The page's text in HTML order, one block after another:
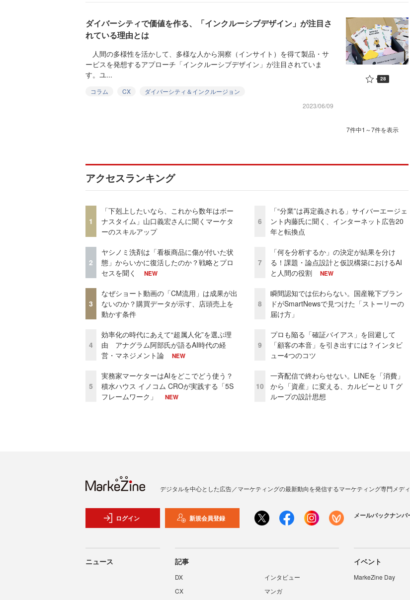
ダイバーシティで価値を作る、「インクルーシブデザイン」が注目さ
れている理由とは
人間の多様性を活かして、多様な人から洞察（インサイト）を得て製品・サ
ービスを発想するアプローチ「インクルーシブデザイン」が注目されていま
す。ユ...
コラム CX
ダイバーシティ＆インクルージョン
2023/06/09
28
7件中1～7件を表示
アクセスランキング
1
「下剋上したいなら、これから数年はボー
ナスタイム」山口義宏さんに聞くマーケタ
ーのスキルアップ
2
ヤシノミ洗剤は「看板商品に傷が付いた状
態」からいかに復活したのか？戦略とプロ
セスを聞く
NEW
3
なぜショート動画の「CM流用」は成果が出
ないのか？購買データが示す、店頭売上を
動かす条件
4
効率化の時代にあえて“超属人化”を選ぶ理
由 アナグラム阿部氏が語るAI時代の経
営・マネジメント論
NEW
5
実務家マーケターはAIをどこでどう使う？
積水ハウス イノコム CROが実践する「5S
フレームワーク」
NEW
6
「“分業”は再定義される」サイバーエージェ
ント内藤氏に聞く、インターネット広告20
年と転換点
7
「何を分析するか」の決定が結果を分け
る！課題・論点設計と仮説構築におけるAI
と人間の役割
NEW
8
瞬間認知では伝わらない。国産靴下ブラン
ドがSmartNewsで見つけた「ストーリーの
届け方」
9
プロも陥る「確証バイアス」を回避して
「顧客の本音」を引き出すには？インタビ
ュー4つのコツ
10
一斉配信で終わらせない。LINEを「消費」
から「資産」に変える、カルビーとＵＴグ
ループの設計思想
デジタルを中心とした広告／マーケティングの最新動向を発信するマーケティング専門メディ
ログイン 新規会員登録 メールバックナンバ
ニュース 記事
DX
インタビュー
CX
マンガ
イベント
MarkeZine Day